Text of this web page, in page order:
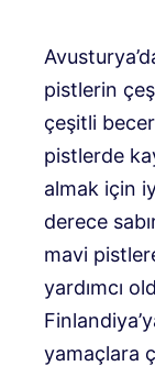
pistlerin
çeşitli
pistlerde
almak için
derece
mavi
yardımcı
yamaçlara